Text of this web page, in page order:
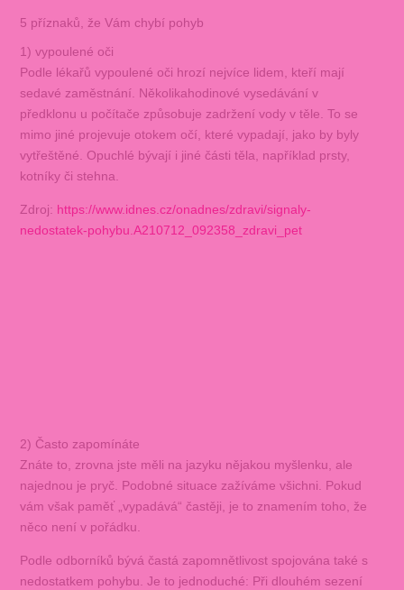
5 příznaků, že Vám chybí pohyb
1) vypoulené oči
Podle lékařů vypoulené oči hrozí nejvíce lidem, kteří mají
sedavé zaměstnání. Několikahodinové vysedávání v
předklonu u počítače způsobuje zadržení vody v těle. To se
mimo jiné projevuje otokem očí, které vypadají, jako by byly
vytřeštěné. Opuchlé bývají i jiné části těla, například prsty,
kotníky či stehna.
Zdroj: https://www.idnes.cz/onadnes/zdravi/signaly-
nedostatek-pohybu.A210712_092358_zdravi_pet
2) Často zapomínáte
Znáte to, zrovna jste měli na jazyku nějakou myšlenku, ale
najednou je pryč. Podobné situace zažíváme všichni. Pokud
vám však paměť „vypadává“ častěji, je to znamením toho, že
něco není v pořádku.
Podle odborníků bývá častá zapomnětlivost spojována také s
nedostatkem pohybu. Je to jednoduché: Při dlouhém sezení